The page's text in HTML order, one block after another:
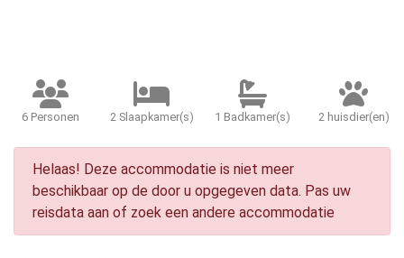
6 Personen 2 Slaapkamer(s) 1 Badkamer(s) 2 huisdier(en)
Helaas! Deze accommodatie is niet meer
beschikbaar op de door u opgegeven data. Pas uw
reisdata aan of zoek een andere accommodatie